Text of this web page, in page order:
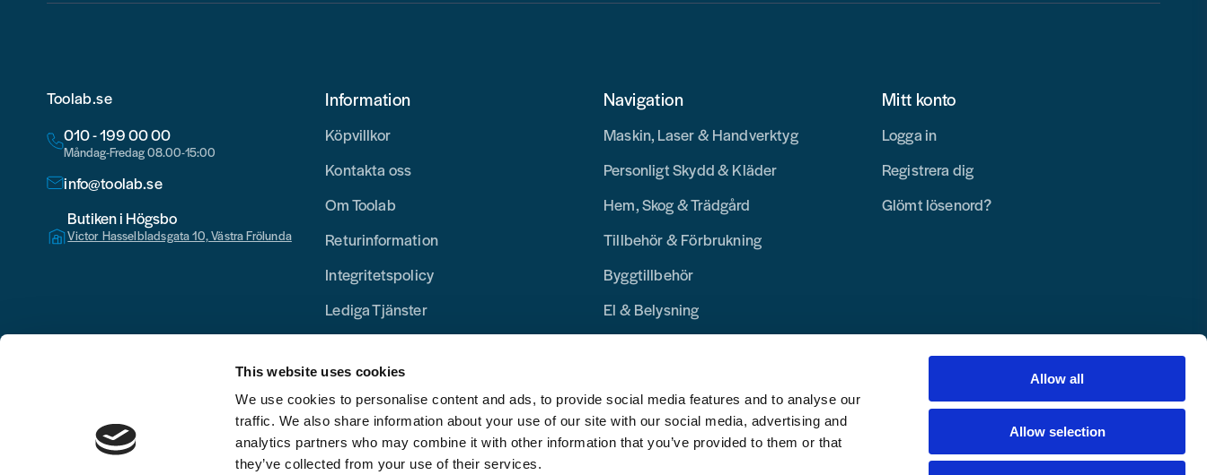
This website uses cookies
We use cookies to personalise content and ads, to provide social media features and to analyse our
traffic. We also share information about your use of our site with our social media, advertising and
analytics partners who may combine it with other information that you’ve provided to them or that
they’ve collected from your use of their services.
Allow all
Allow selection
Toolab.se
010 - 199 00 00
Måndag-Fredag 08.00-15:00
info@toolab.se
Butiken i Högsbo
Victor Hasselbladsgata 10, Västra Frölunda
Information
Köpvillkor
Kontakta oss
Om Toolab
Returinformation
Integritetspolicy
Lediga Tjänster
Navigation
Maskin, Laser & Handverktyg
Personligt Skydd & Kläder
Hem, Skog & Trädgård
Tillbehör & Förbrukning
Byggtillbehör
El & Belysning
Mitt konto
Logga in
Registrera dig
Glömt lösenord?